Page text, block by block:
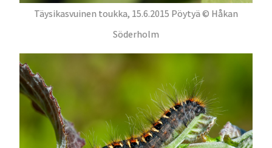
Täysikasvuinen toukka, 15.6.2015 Pöytyä © Håkan
Söderholm